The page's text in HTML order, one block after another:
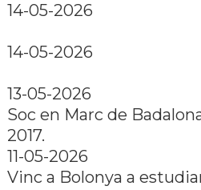
14-05-2026
14-05-2026
13-05-2026
Soc en Marc de
2017.
11-05-2026
Vinc a Bolonya a